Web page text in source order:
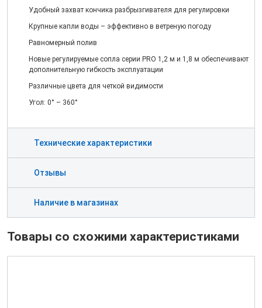
Удобный захват кончика разбрызгивателя для регулировки
Крупные капли воды – эффективно в ветреную погоду
Равномерный полив
Новые регулируемые сопла серии PRO 1,2 м и 1,8 м обеспечивают
дополнительную гибкость эксплуатации
Различные цвета для четкой видимости
Угол: 0° – 360°
Технические характеристики
Отзывы
Наличие в магазинах
Товары со схожими характеристиками